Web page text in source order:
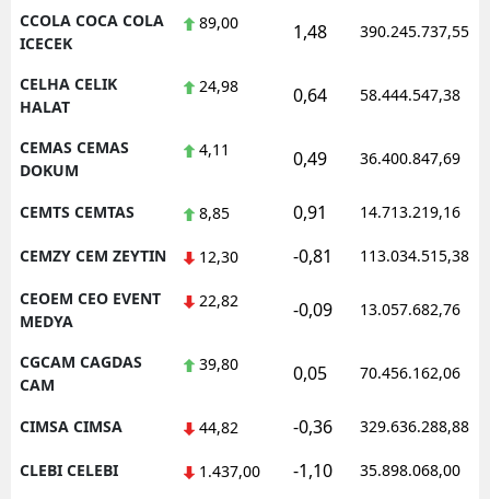
CCOLA COCA COLA
ICECEK
89,00 1,48 390.245.737,55
CELHA CELIK
HALAT
24,98 0,64 58.444.547,38
CEMAS CEMAS
DOKUM
4,11 0,49 36.400.847,69
CEMTS CEMTAS 8,85 0,91 14.713.219,16
CEMZY CEM ZEYTIN 12,30 -0,81 113.034.515,38
CEOEM CEO EVENT
MEDYA
22,82 -0,09 13.057.682,76
CGCAM CAGDAS
CAM
39,80 0,05 70.456.162,06
CIMSA CIMSA 44,82 -0,36 329.636.288,88
CLEBI CELEBI 1.437,00 -1,10 35.898.068,00